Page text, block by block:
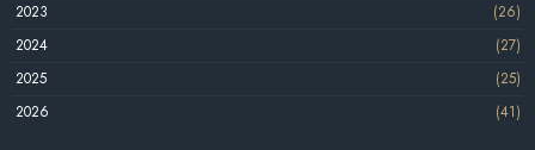
2023
(26)
2024
(27)
2025
(25)
2026
(41)